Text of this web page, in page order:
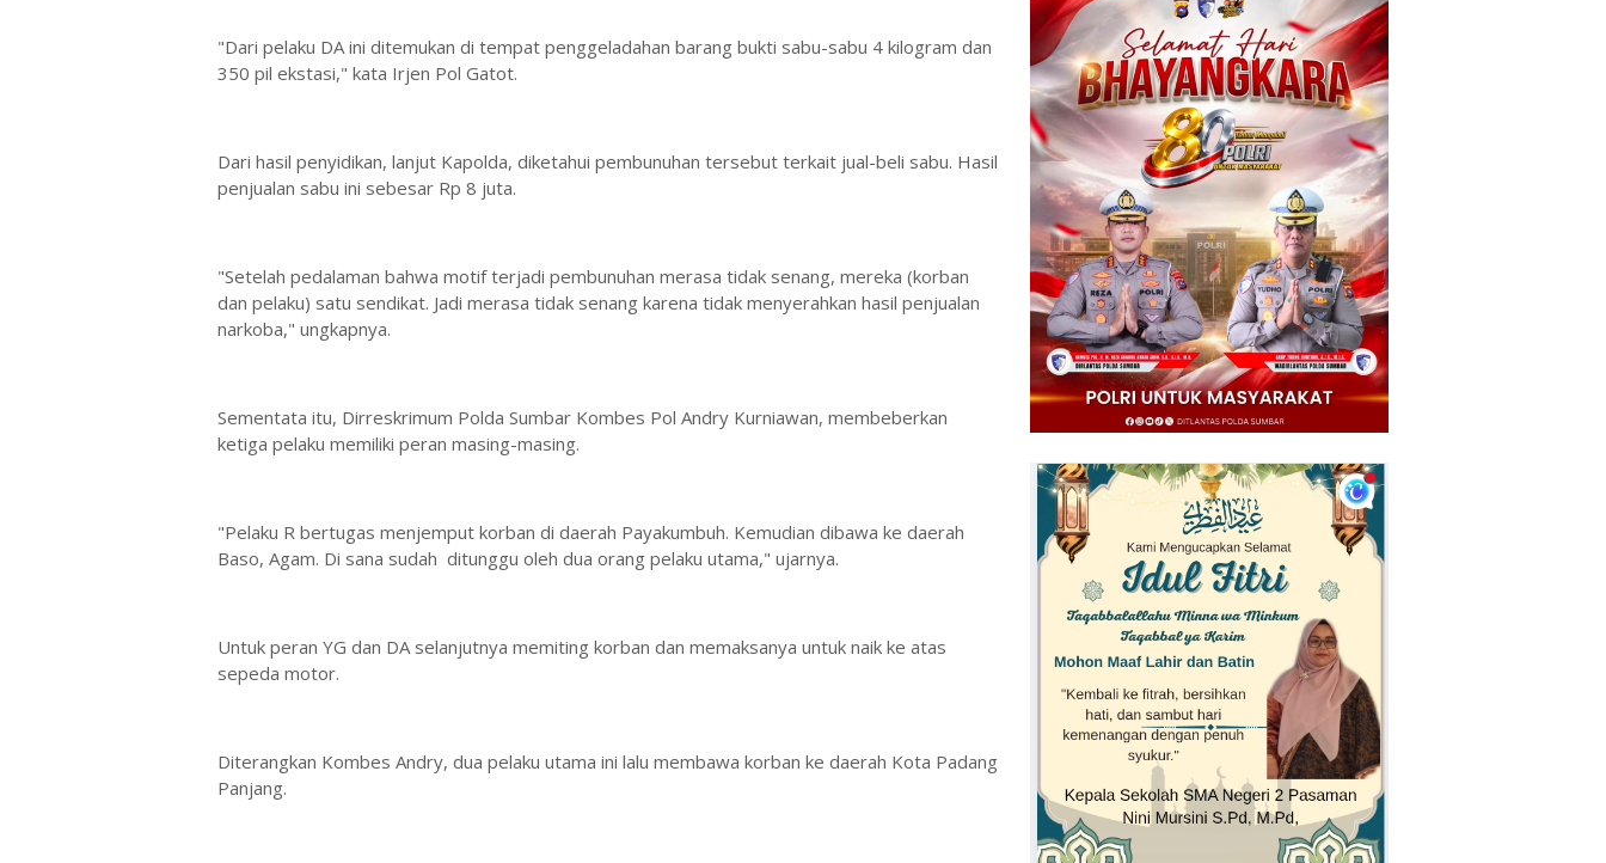
"Dari pelaku DA ini ditemukan di tempat penggeladahan barang bukti sabu-sabu 4 kilogram dan
350 pil ekstasi," kata Irjen Pol Gatot.
Dari hasil penyidikan, lanjut Kapolda, diketahui pembunuhan tersebut terkait jual-beli sabu. Hasil
penjualan sabu ini sebesar Rp 8 juta.
"Setelah pedalaman bahwa motif terjadi pembunuhan merasa tidak senang, mereka (korban
dan pelaku) satu sendikat. Jadi merasa tidak senang karena tidak menyerahkan hasil penjualan
narkoba," ungkapnya.
Sementata itu, Dirreskrimum Polda Sumbar Kombes Pol Andry Kurniawan, membeberkan
ketiga pelaku memiliki peran masing-masing.
"Pelaku R bertugas menjemput korban di daerah Payakumbuh. Kemudian dibawa ke daerah
Baso, Agam. Di sana sudah ditunggu oleh dua orang pelaku utama," ujarnya.
Untuk peran YG dan DA selanjutnya memiting korban dan memaksanya untuk naik ke atas
sepeda motor.
Diterangkan Kombes Andry, dua pelaku utama ini lalu membawa korban ke daerah Kota Padang
Panjang.